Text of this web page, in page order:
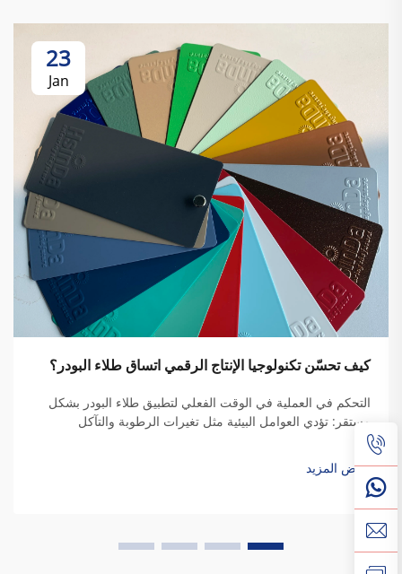
23
Jan
كيف تحسّن تكنولوجيا الإنتاج الرقمي اتساق طلاء البودر؟
التحكم في العملية في الوقت الفعلي لتطبيق طلاء البودر بشكل
مستقر: تؤدي العوامل البيئية مثل تغيرات الرطوبة والتآكل
الميكانيكي في أنظمة الرش الكهروستاتيكي إلى تباين كبير في
جودة طلاء البودر. وتؤثر هذه الانحرافات سلبًا على كفاءة الانتقال
و...
عرض المزيد